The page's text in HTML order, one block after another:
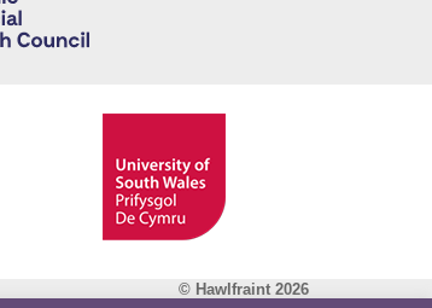
© Hawlfraint 2026